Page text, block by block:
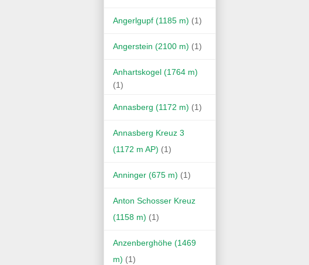
Angerlgupf (1185 m) (1)
Angerstein (2100 m) (1)
Anhartskogel (1764 m)
(1)
Annasberg (1172 m) (1)
Annasberg Kreuz 3
(1172 m AP) (1)
Anninger (675 m) (1)
Anton Schosser Kreuz
(1158 m) (1)
Anzenberghöhe (1469
m) (1)